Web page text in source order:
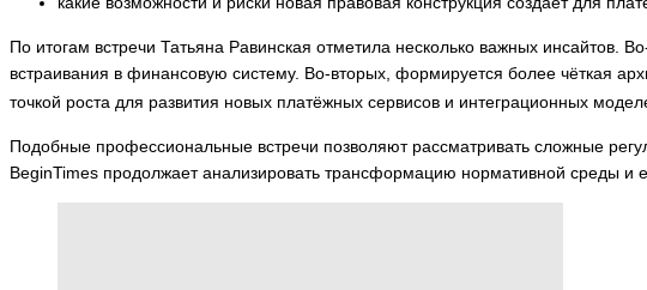
По итогам встречи Татьяна Равинская отметила несколько важных инсайтов.
встраивания в финансовую систему. Во-вторых, формируется более чёткая
точкой роста для развития новых платёжных сервисов и интеграционных
Подобные профессиональные встречи позволяют рассматривать сложные
BeginTimes продолжает анализировать трансформацию нормативной среды